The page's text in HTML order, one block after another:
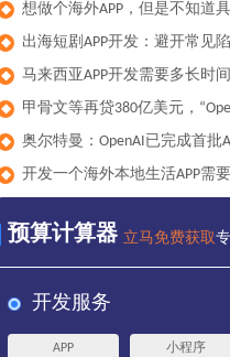
◆ 想做个海外APP，但是不知道
◆
◆ 马来西亚APP开发需要多长时
◆
◆ 奥尔特曼：OpenAI已完成首批
◆
预算计算器 立马免费获取
开发服务
APP 小程序